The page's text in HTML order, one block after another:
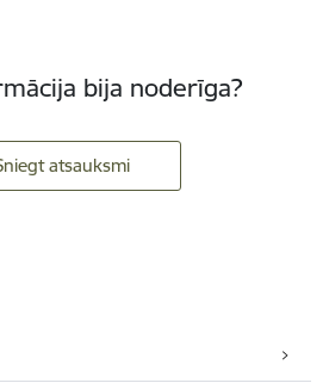
bija noderīga?
atsauksmi